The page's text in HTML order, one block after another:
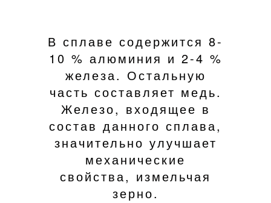
В сплаве содержится 8-
10 % алюминия и 2-4 %
железа. Остальную
часть составляет медь.
Железо, входящее в
состав данного сплава,
значительно улучшает
механические
свойства, измельчая
зерно.